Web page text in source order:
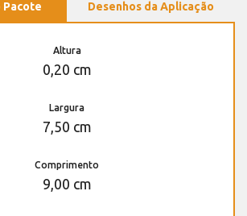
Pacote Desenhos da Aplicação
Altura
0,20 cm
Largura
7,50 cm
Comprimento
9,00 cm